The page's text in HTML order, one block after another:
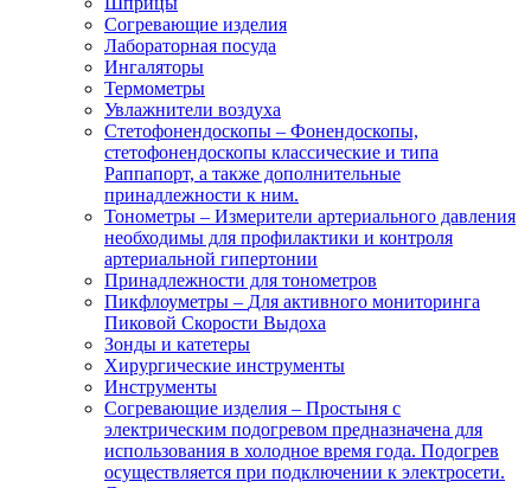
Согревающие изделия
Лабораторная посуда
Ингаляторы
Термометры
Увлажнители воздуха
Стетофонендоскопы – Фонендоскопы,
стетофонендоскопы классические и типа
Раппапорт, а также дополнительные
принадлежности к ним.
Тонометры – Измерители артериального давления
необходимы для профилактики и контроля
артериальной гипертонии
Принадлежности для тонометров
Пикфлоуметры – Для активного мониторинга
Пиковой Скорости Выдоха
Зонды и катетеры
Хирургические инструменты
Инструменты
Согревающие изделия – Простыня с
электрическим подогревом предназначена для
использования в холодное время года. Подогрев
осуществляется при подключении к электросети.